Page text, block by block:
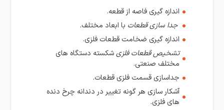
اندازه گيری فاصه از قطعه.
جدا سازی قطعات با ابعاد مختلف.
اندازه گيری ضخامت قطعات فلزی.
تشخیص قطعات فلزیشکسته دستگاه های
مختلف صنعتی.
جداسازی قسمت فلزی قطعات.
آشکار سازی هر گونه تغییر در دندانه چرخ دنده
های فلزی.